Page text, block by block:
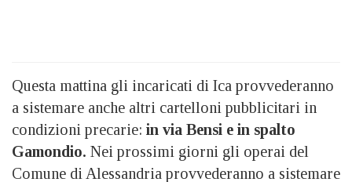
Questa mattina gli incaricati di Ica provvederanno
a sistemare anche altri cartelloni pubblicitari in
condizioni precarie: in via Bensi e in spalto
Gamondio. Nei prossimi giorni gli operai del
Comune di Alessandria provvederanno a sistemare